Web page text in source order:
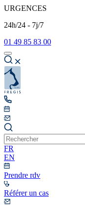
URGENCES
24h/24 - 7j/7
01 49 85 83 00
FR
EN
Prendre rdv
Référer un cas